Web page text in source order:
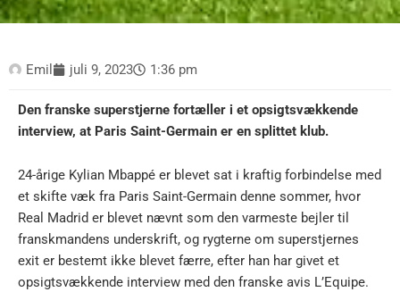
Emil juli 9, 2023 1:36 pm
Den franske superstjerne fortæller i et opsigtsvækkende
interview, at Paris Saint-Germain er en splittet klub.
24-årige Kylian Mbappé er blevet sat i kraftig forbindelse med
et skifte væk fra Paris Saint-Germain denne sommer, hvor
Real Madrid er blevet nævnt som den varmeste bejler til
franskmandens underskrift, og rygterne om superstjernes
exit er bestemt ikke blevet færre, efter han har givet et
opsigtsvækkende interview med den franske avis L’Equipe.